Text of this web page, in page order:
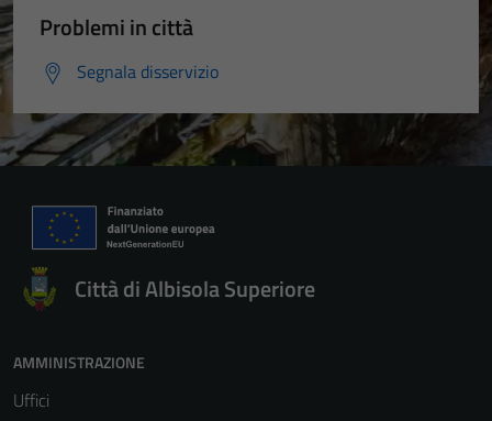
Problemi in città
Segnala disservizio
Città di Albisola Superiore
AMMINISTRAZIONE
Uffici